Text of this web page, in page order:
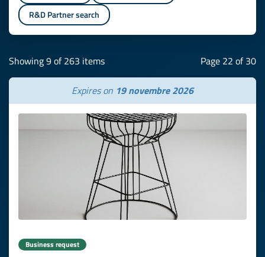
R&D Partner search
Showing 9 of 263 items Page 22 of 30
Expires on 19 novembre 2026
Business request